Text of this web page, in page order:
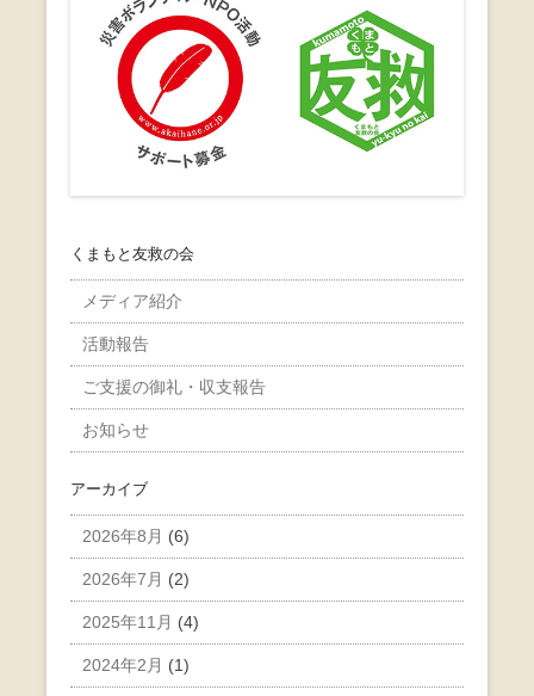
くまもと友救の会
メディア紹介
活動報告
ご支援の御礼・収支報告
お知らせ
アーカイブ
2026年8月 (6)
2026年7月 (2)
2025年11月 (4)
2024年2月 (1)